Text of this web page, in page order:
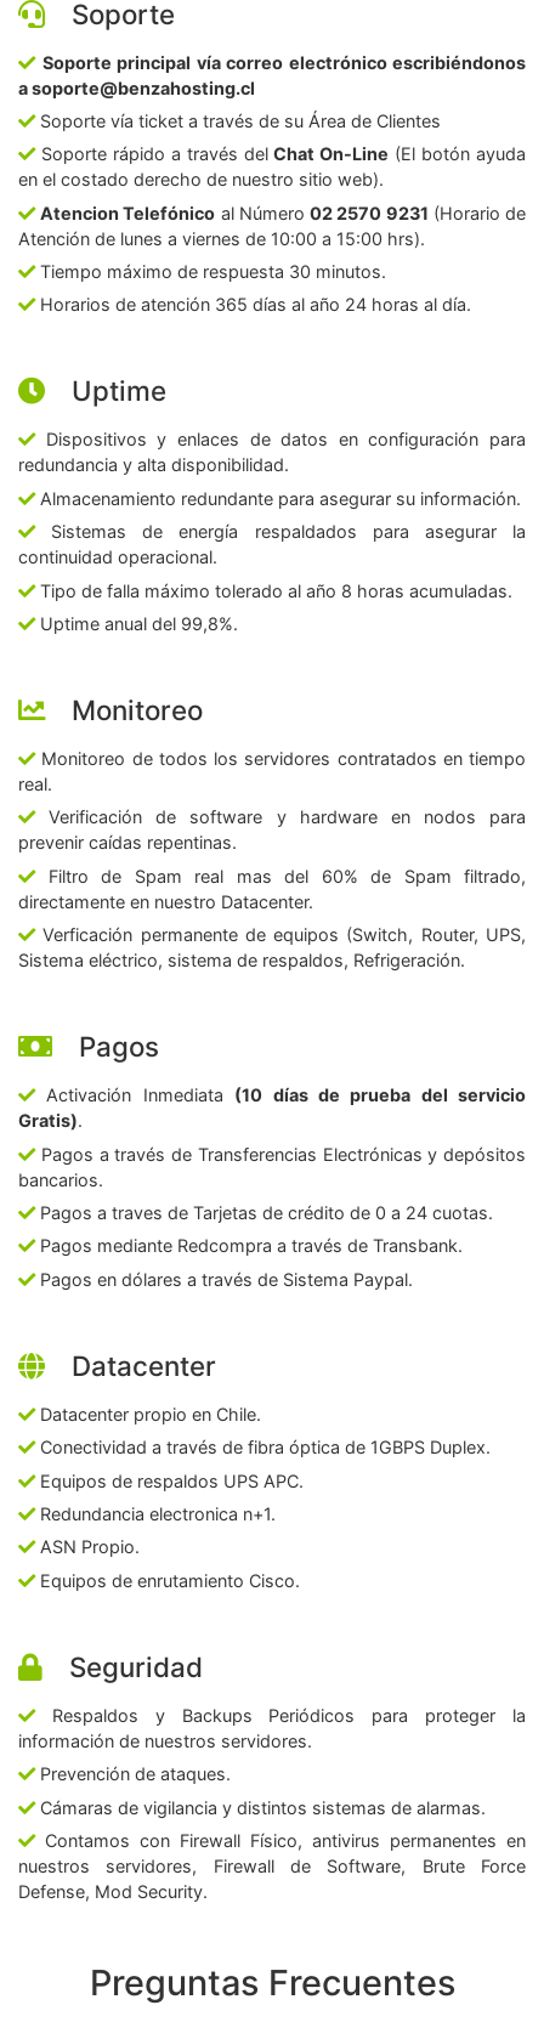
Soporte
Soporte principal vía correo electrónico escribiéndonos
a soporte@benzahosting.cl
Soporte vía ticket a través de su Área de Clientes
Soporte rápido a través delChat On-Line (El botón ayuda
en el costado derecho de nuestro sitio web).
Atencion Telefónico al Número02 2570 9231 (Horario de
Atención de lunes a viernes de 10:00 a 15:00 hrs).
Tiempo máximo de respuesta 30 minutos.
Horarios de atención 365 días al año 24 horas al día.
Uptime
Dispositivos y enlaces de datos en configuración para
redundancia y alta disponibilidad.
Almacenamiento redundante para asegurar su información.
Sistemas de energía respaldados para asegurar la
continuidad operacional.
Tipo de falla máximo tolerado al año 8 horas acumuladas.
Uptime anual del 99,8%.
Monitoreo
Monitoreo de todos los servidores contratados en tiempo
real.
Verificación de software y hardware en nodos para
prevenir caídas repentinas.
Filtro de Spam real mas del 60% de Spam filtrado,
directamente en nuestro Datacenter.
Verficación permanente de equipos (Switch, Router, UPS,
Sistema eléctrico, sistema de respaldos, Refrigeración.
Pagos
Activación Inmediata (10 días de prueba del servicio
Gratis).
Pagos a través de Transferencias Electrónicas y depósitos
bancarios.
Pagos a traves de Tarjetas de crédito de 0 a 24 cuotas.
Pagos mediante Redcompra a través de Transbank.
Pagos en dólares a través de Sistema Paypal.
Datacenter
Datacenter propio en Chile.
Conectividad a través de fibra óptica de 1GBPS Duplex.
Equipos de respaldos UPS APC.
Redundancia electronica n+1.
ASN Propio.
Equipos de enrutamiento Cisco.
Seguridad
Respaldos y Backups Periódicos para proteger la
información de nuestros servidores.
Prevención de ataques.
Cámaras de vigilancia y distintos sistemas de alarmas.
Contamos con Firewall Físico, antivirus permanentes en
nuestros servidores, Firewall de Software, Brute Force
Defense, Mod Security.
Preguntas Frecuentes